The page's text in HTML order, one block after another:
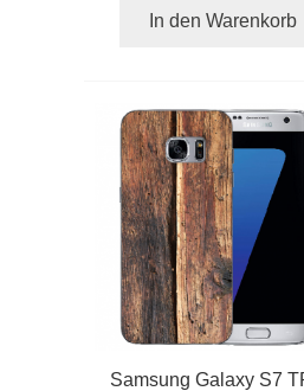
In den Warenkorb
Samsung Galaxy S7